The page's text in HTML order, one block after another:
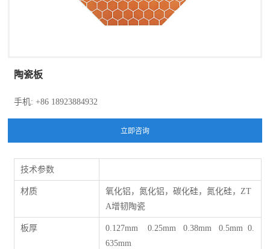
陶瓷板
手机: +86 18923884932
技术参数
材质
氧化铝，氮化铝，碳化硅，氮化硅，ZT
A增韧陶瓷
板厚
0.127mm 0.25mm 0.38mm 0.5mm 0.
635mm